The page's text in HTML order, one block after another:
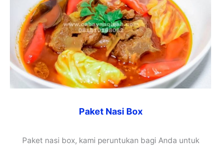
Paket Nasi Box
Paket nasi box, kami peruntukan bagi Anda untuk